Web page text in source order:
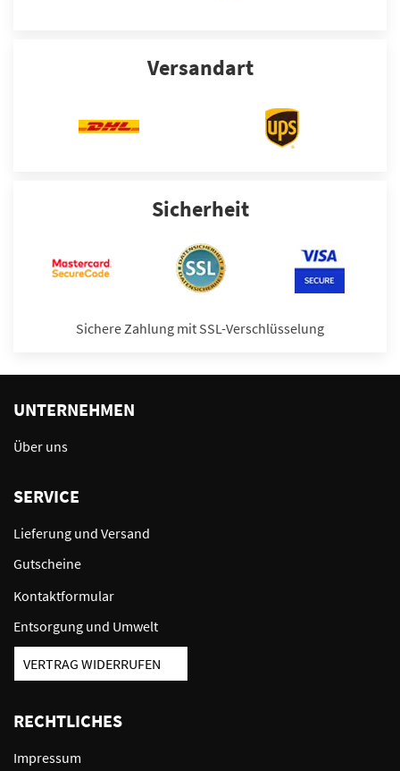
Versandart
Sicherheit
Sichere Zahlung mit SSL-Verschlüsselung
UNTERNEHMEN
Über uns
SERVICE
Lieferung und Versand
Gutscheine
Kontaktformular
Entsorgung und Umwelt
VERTRAG WIDERRUFEN
RECHTLICHES
Impressum